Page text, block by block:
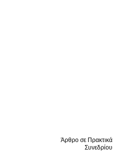
Άρθρο σε Πρακτικά
Συνεδρίου